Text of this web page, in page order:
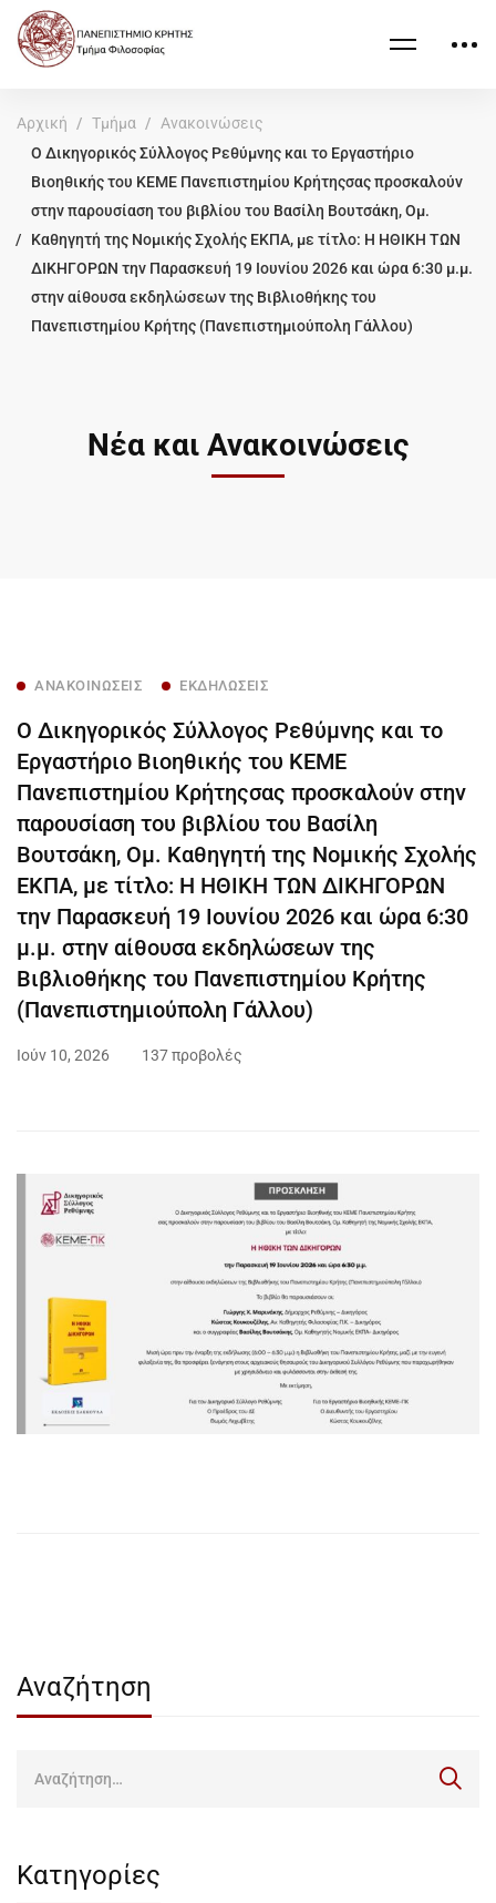
Αρχική Τμήμα
Ανακοινώσεις
Ο Δικηγορικός Σύλλογος Ρεθύμνης και το Εργαστήριο
Βιοηθικής του ΚΕΜΕ Πανεπιστημίου Κρήτηςσας προσκαλούν
στην παρουσίαση του βιβλίου του Βασίλη Βουτσάκη, Ομ.
Καθηγητή της Νομικής Σχολής ΕΚΠΑ, με τίτλο: Η ΗΘΙΚΗ ΤΩΝ
ΔΙΚΗΓΟΡΩΝ την Παρασκευή 19 Ιουνίου 2026 και ώρα 6:30 μ.μ.
στην αίθουσα εκδηλώσεων της Βιβλιοθήκης του
Πανεπιστημίου Κρήτης (Πανεπιστημιούπολη Γάλλου)
Νέα και Ανακοινώσεις
ΑΝΑΚΟΙΝΏΣΕΙΣ ΕΚΔΗΛΏΣΕΙΣ
Ο Δικηγορικός Σύλλογος Ρεθύμνης και το
Εργαστήριο Βιοηθικής του ΚΕΜΕ
Πανεπιστημίου Κρήτηςσας προσκαλούν στην
παρουσίαση του βιβλίου του Βασίλη
Βουτσάκη, Ομ. Καθηγητή της Νομικής Σχολής
ΕΚΠΑ, με τίτλο: Η ΗΘΙΚΗ ΤΩΝ ΔΙΚΗΓΟΡΩΝ
την Παρασκευή 19 Ιουνίου 2026 και ώρα 6:30
μ.μ. στην αίθουσα εκδηλώσεων της
Βιβλιοθήκης του Πανεπιστημίου Κρήτης
(Πανεπιστημιούπολη Γάλλου)
Ιούν 10, 2026 137 προβολές
Αναζήτηση
Κατηγορίες